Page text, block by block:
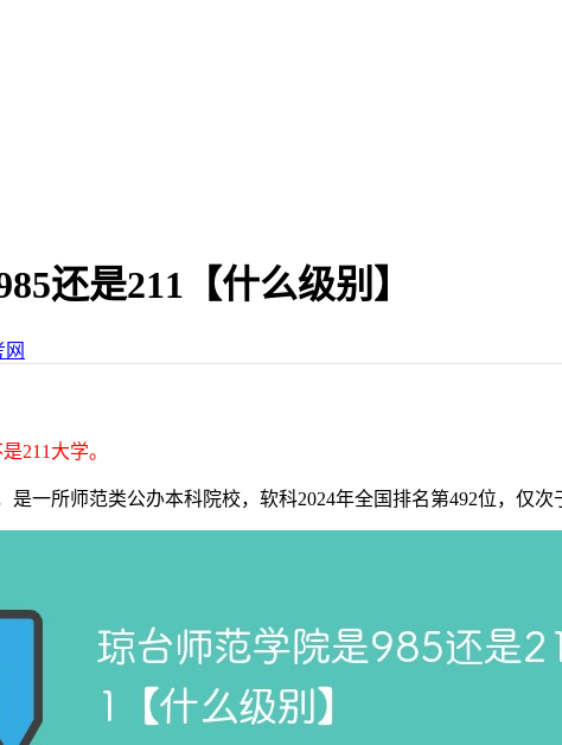
还是211【什么级别】
211大学。
一所师范类公办本科院校，软科2024年全国排名第492位，仅